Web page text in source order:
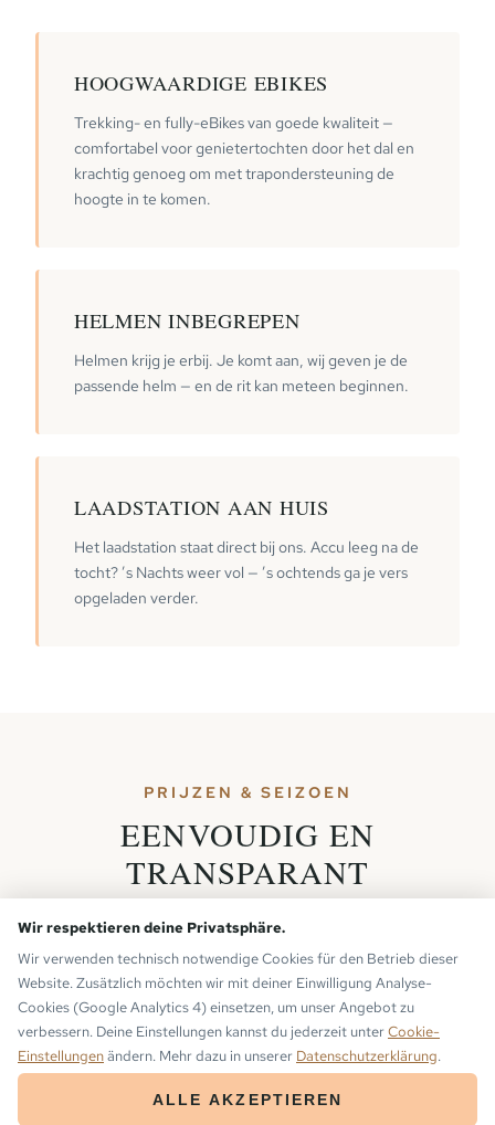
HOOGWAARDIGE EBIKES
Trekking- en fully-eBikes van goede kwaliteit —
comfortabel voor genietertochten door het dal en
krachtig genoeg om met trapondersteuning de
hoogte in te komen.
HELMEN INBEGREPEN
Helmen krijg je erbij. Je komt aan, wij geven je de
passende helm — en de rit kan meteen beginnen.
LAADSTATION AAN HUIS
Het laadstation staat direct bij ons. Accu leeg na de
tocht? ’s Nachts weer vol — ’s ochtends ga je vers
opgeladen verder.
PRIJZEN & SEIZOEN
EENVOUDIG EN
TRANSPARANT
HALVE DAG
50 €
Wir respektieren deine Privatsphäre.
Wir verwenden technisch notwendige Cookies für den Betrieb dieser
Website. Zusätzlich möchten wir mit deiner Einwilligung Analyse-
Cookies (Google Analytics 4) einsetzen, um unser Angebot zu
verbessern. Deine Einstellungen kannst du jederzeit unter Cookie-
Einstellungenändern. Mehr dazu in unserer Datenschutzerklärung.
ALLE AKZEPTIEREN